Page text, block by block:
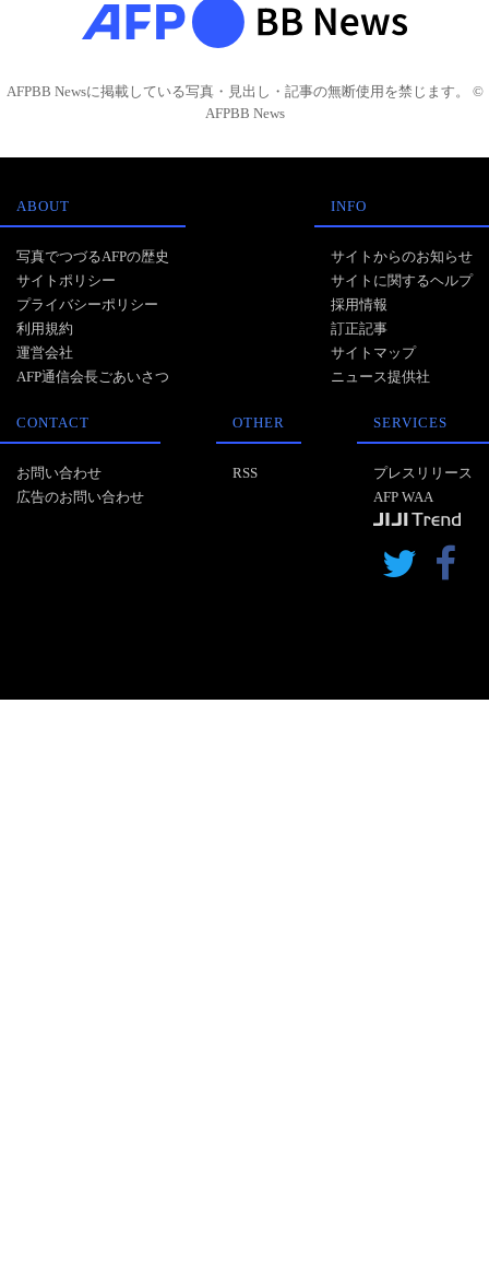
AFPBB Newsに掲載している写真・見出し・記事の無断使用を禁じます。 ©
AFPBB News
ABOUT
写真でつづるAFPの歴史
サイトポリシー
プライバシーポリシー
利用規約
運営会社
AFP通信会長ごあいさつ
INFO
サイトからのお知らせ
サイトに関するヘルプ
採用情報
訂正記事
サイトマップ
ニュース提供社
CONTACT
お問い合わせ
広告のお問い合わせ
OTHER
RSS
SERVICES
プレスリリース
AFP WAA